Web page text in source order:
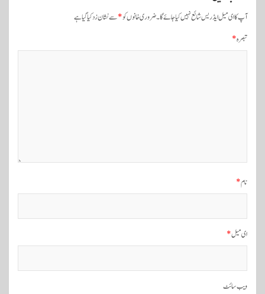
ن
آپ کا ای میل ایڈریس شائع نہیں کیا جائے گا۔ضروری خانوں کو*سے نشان زد کیا گیا ہے
تبصرہ*
نام*
ای میل*
ویب‌ سائٹ